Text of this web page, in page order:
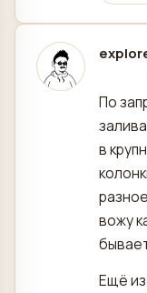
По
в
вожу
Ещё из